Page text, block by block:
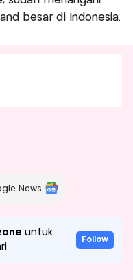
besar di Indonesia.
News
untuk
Follow